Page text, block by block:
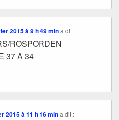
2015 à 9 h 49 min a dit :
ROSPORDEN
37 A 34
2015 à 11 h 16 min a dit :